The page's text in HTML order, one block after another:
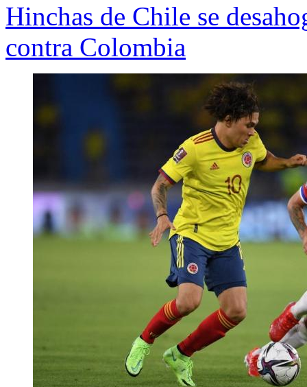
Hinchas de Chile se
contra Colombia